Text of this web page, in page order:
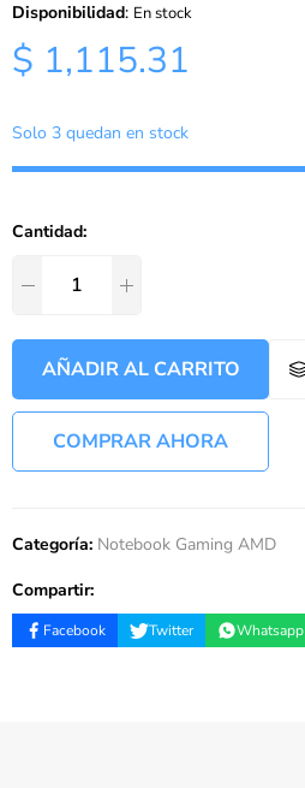
Disponibilidad: En stock
$ 1,115.31
Solo 3 quedan en stock
Cantidad:
AÑADIR AL CARRITO
COMPRAR AHORA
Categoría: Notebook Gaming AMD
Compartir:
Facebook Twitter Whatsapp